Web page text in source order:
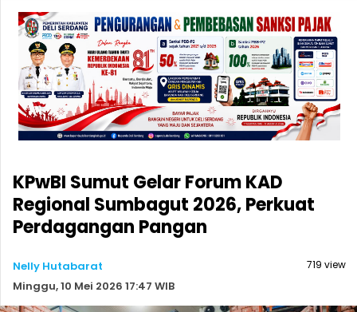
KPwBI Sumut Gelar Forum KAD
Regional Sumbagut 2026, Perkuat
Perdagangan Pangan
Nelly Hutabarat
Minggu, 10 Mei 2026 17:47 WIB
719 view